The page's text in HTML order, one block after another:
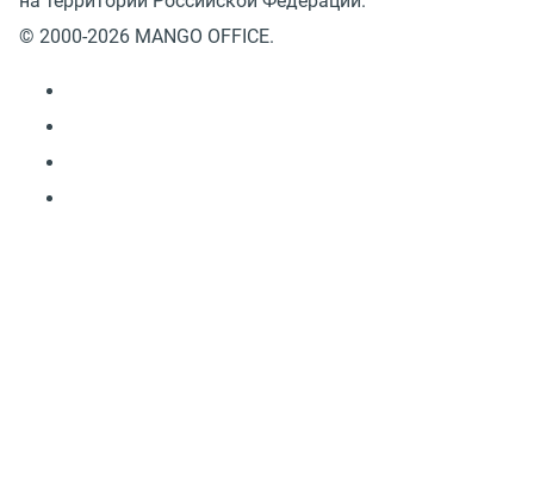
© 2000-2026 MANGO OFFICE.